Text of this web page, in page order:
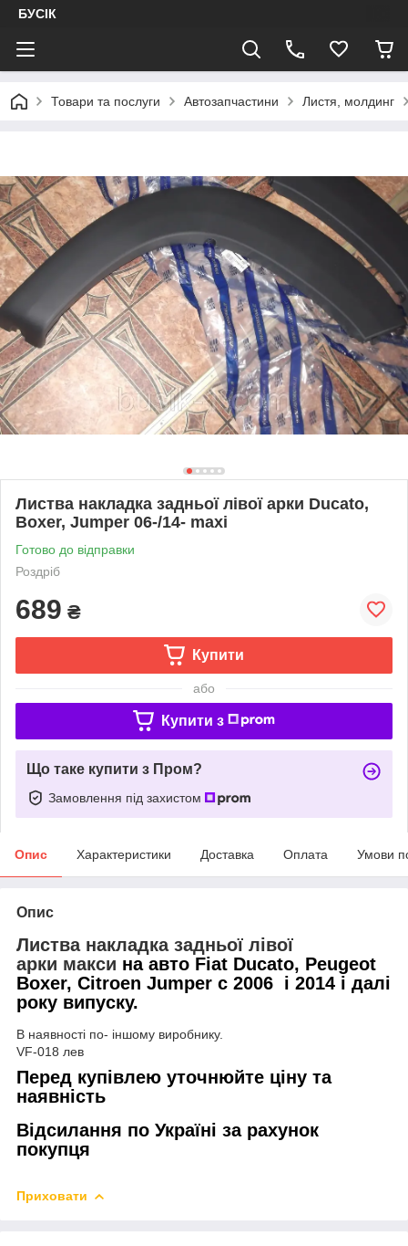
БУСІК
Товари та послуги Автозапчастини Листя, молдинг
Листва накладка задньої лівої арки Ducato,
Boxer, Jumper 06-/14- maxi
Готово до відправки
Роздріб
689 ₴
Купити
або
Купити з
Що таке купити з Пром?
Замовлення під захистом
Опис Характеристики Доставка Оплата Умови
Опис
Листва накладка задньої лівої
арки макси на авто Fiat Ducato, Peugeot
Boxer, Citroen Jumper с 2006 і 2014 і далі
року випуску.
В наявності по- іншому виробнику.
VF-018 лев
Перед купівлею уточнюйте ціну та
наявність
Відсилання по Україні за рахунок
покупця
Приховати